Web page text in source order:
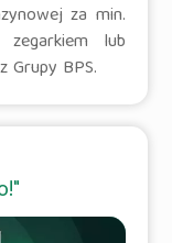
za min.
lub
Grupy BPS.